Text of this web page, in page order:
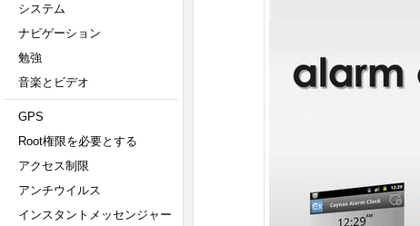
システム
ナビゲーション
勉強
音楽とビデオ
GPS
Root権限を必要とする
アクセス制限
アンチウイルス
インスタントメッセンジャー